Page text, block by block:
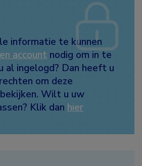
informatie te kunnen
account nodig om in te
al ingelogd? Dan heeft u
om deze
Wilt u uw
Klik dan hier